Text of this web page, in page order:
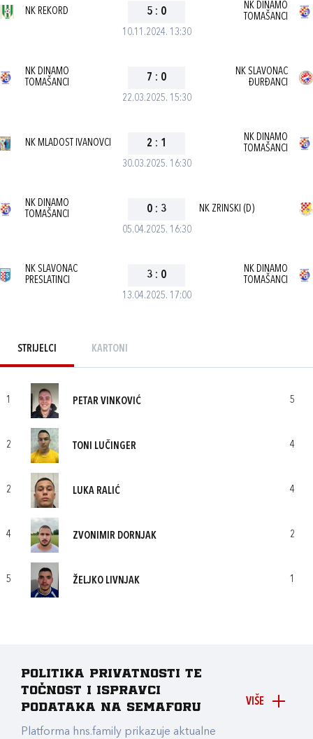
10.11.2024. 13:30
NK REKORD 5 : 0
NK DINAMO
TOMAŠANCI
22.03.2025. 15:30
NK DINAMO
TOMAŠANCI
7 : 0
NK SLAVONAC
ĐURĐANCI
30.03.2025. 16:30
NK MLADOST IVANOVCI 2 : 1
NK DINAMO
TOMAŠANCI
05.04.2025. 16:30
NK DINAMO
TOMAŠANCI
0 : 3 NK ZRINSKI (D)
13.04.2025. 17:00
NK SLAVONAC
PRESLATINCI
3 : 0
NK DINAMO
TOMAŠANCI
STRIJELCI KARTONI
1 PETAR VINKOVIĆ 5
2 TONI LUČINGER 4
2 LUKA RALIĆ 4
4 ZVONIMIR DORNJAK 2
5 ŽELJKO LIVNJAK 1
VIŠE
Politika privatnosti te
točnost i ispravci
podataka na Semaforu
Platforma hns.family prikazuje aktualne